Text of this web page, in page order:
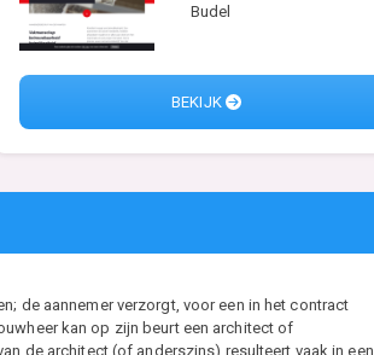
Budel
BEKIJK
de aannemer verzorgt, voor een in het contract
kan op zijn beurt een architect of
de architect (of anderszins) resulteert vaak in een